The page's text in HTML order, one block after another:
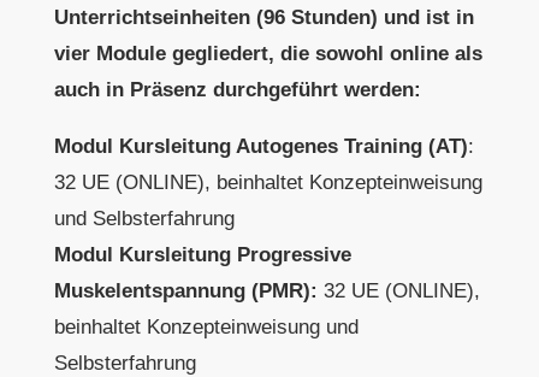
Unterrichtseinheiten (96 Stunden) und ist in
vier Module gegliedert, die sowohl online als
auch in Präsenz durchgeführt werden:
Modul Kursleitung Autogenes Training (AT):
32 UE (ONLINE), beinhaltet Konzepteinweisung
und Selbsterfahrung
Modul Kursleitung Progressive
Muskelentspannung (PMR): 32 UE (ONLINE),
beinhaltet Konzepteinweisung und
Selbsterfahrung